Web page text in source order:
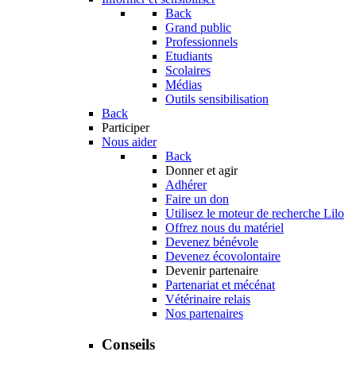
Back
Grand public
Professionnels
Etudiants
Scolaires
Médias
Outils sensibilisation
Back
Participer
Nous aider
Back
Donner et agir
Adhérer
Faire un don
Utilisez le moteur de recherche Lilo
Offrez nous du matériel
Devenez bénévole
Devenez écovolontaire
Devenir partenaire
Partenariat et mécénat
Vétérinaire relais
Nos partenaires
Conseils